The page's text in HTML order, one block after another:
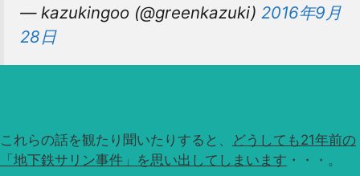
— kazukingoo (@greenkazuki) 2016年9月
28日
これらの話を観たり聞いたりすると、 どうしても21年前の
「地下鉄サリン事件」を思い出してしまいます ・・・。